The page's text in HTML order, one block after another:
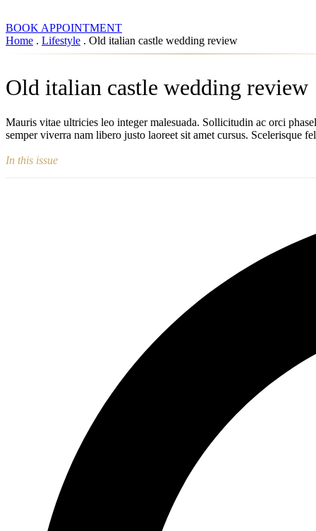
BOOK APPOINTMENT
Home . Lifestyle . Old italian castle wedding review
Old italian castle wedding review
Mauris vitae ultricies leo integer malesuada. Sollicitudin ac orci
semper viverra nam libero justo laoreet sit amet cursus. Scelerisque
In this issue